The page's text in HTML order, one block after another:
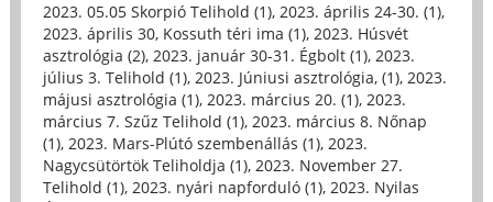
2023. 05.05 Skorpió Telihold (1), 2023. április 24-30. (1),
2023. április 30, Kossuth téri ima (1), 2023. Húsvét
asztrológia (2), 2023. január 30-31. Égbolt (1), 2023.
július 3. Telihold (1), 2023. Júniusi asztrológia, (1), 2023.
májusi asztrológia (1), 2023. március 20. (1), 2023.
március 7. Szűz Telihold (1), 2023. március 8. Nőnap
(1), 2023. Mars-Plútó szembenállás (1), 2023.
Nagycsütörtök Teliholdja (1), 2023. November 27.
Telihold (1), 2023. nyári napforduló (1), 2023. Nyilas